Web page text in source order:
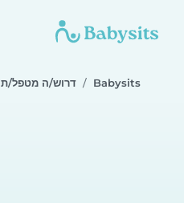
Babysits דרוש/ה מטפל/ת